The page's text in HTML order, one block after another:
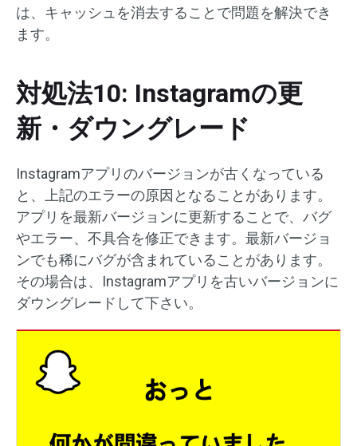
は、キャッシュを消去することで問題を解決でき
ます。
対処法10: Instagramの更
新・ダウングレード
Instagramアプリのバージョンが古くなっている
と、上記のエラーの原因となることがあります。
アプリを最新バージョンに更新することで、バグ
やエラー、不具合を修正できます。最新バージョ
ンでも稀にバグが含まれていることがあります。
その場合は、Instagramアプリを古いバージョンに
ダウングレードして下さい。